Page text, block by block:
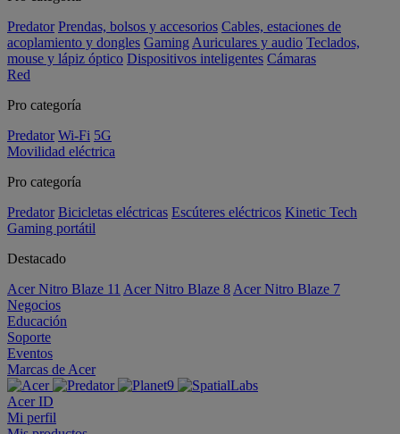
Predator Prendas, bolsos y accesorios Cables, estaciones de
acoplamiento y dongles Gaming Auriculares y audio Teclados,
mouse y lápiz óptico Dispositivos inteligentes Cámaras
Red
Pro categoría
Predator Wi-Fi 5G
Movilidad eléctrica
Pro categoría
Predator Bicicletas eléctricas Escúteres eléctricos Kinetic Tech
Gaming portátil
Destacado
Acer Nitro Blaze 11 Acer Nitro Blaze 8 Acer Nitro Blaze 7
Negocios
Educación
Soporte
Eventos
Marcas de Acer
Acer ID
Mi perfil